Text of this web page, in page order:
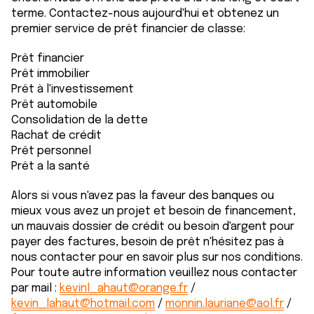
terme. Contactez-nous aujourd'hui et obtenez un
premier service de prêt financier de classe:
Prêt financier
Prêt immobilier
Prêt à l'investissement
Prêt automobile
Consolidation de la dette
Rachat de crédit
Prêt personnel
Prêt a la santé
Alors si vous n'avez pas la faveur des banques ou
mieux vous avez un projet et besoin de financement,
un mauvais dossier de crédit ou besoin d'argent pour
payer des factures, besoin de prêt n'hésitez pas à
nous contacter pour en savoir plus sur nos conditions.
Pour toute autre information veuillez nous contacter
par mail : kevinl_ahaut@orange.fr /
kevin_lahaut@hotmail.com / monnin.lauriane@aol.fr /